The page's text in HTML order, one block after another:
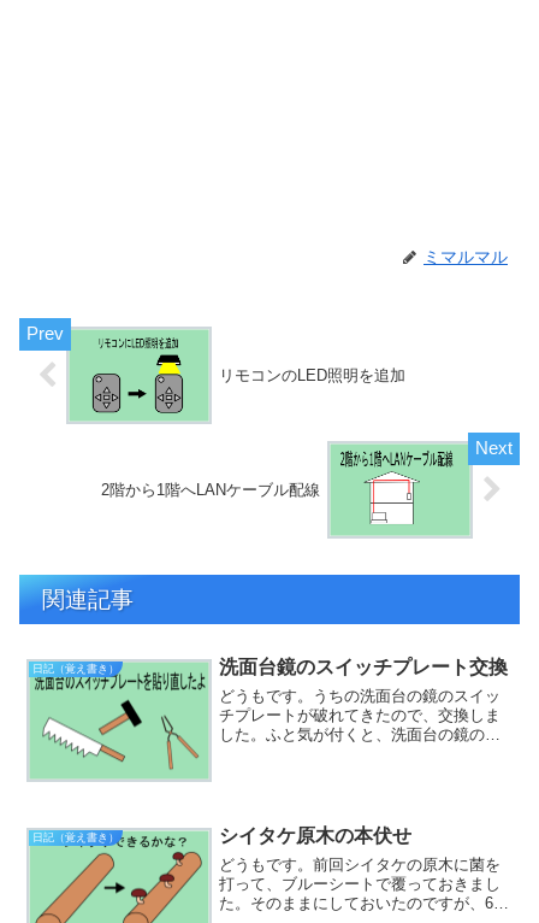
ミマルマル
リモコンのLED照明を追加
2階から1階へLANケーブル配線
関連記事
日記（覚え書き） 洗面台鏡のスイッチプレート交換
どうもです。うちの洗面台の鏡のスイッ
チプレートが破れてきたので、交換しま
した。ふと気が付くと、洗面台の鏡の照
日記（覚え書き） シイタケ原木の本伏せ
どうもです。前回シイタケの原木に菌を
打って、ブルーシートで覆っておきまし
た。そのままにしておいたのですが、6月